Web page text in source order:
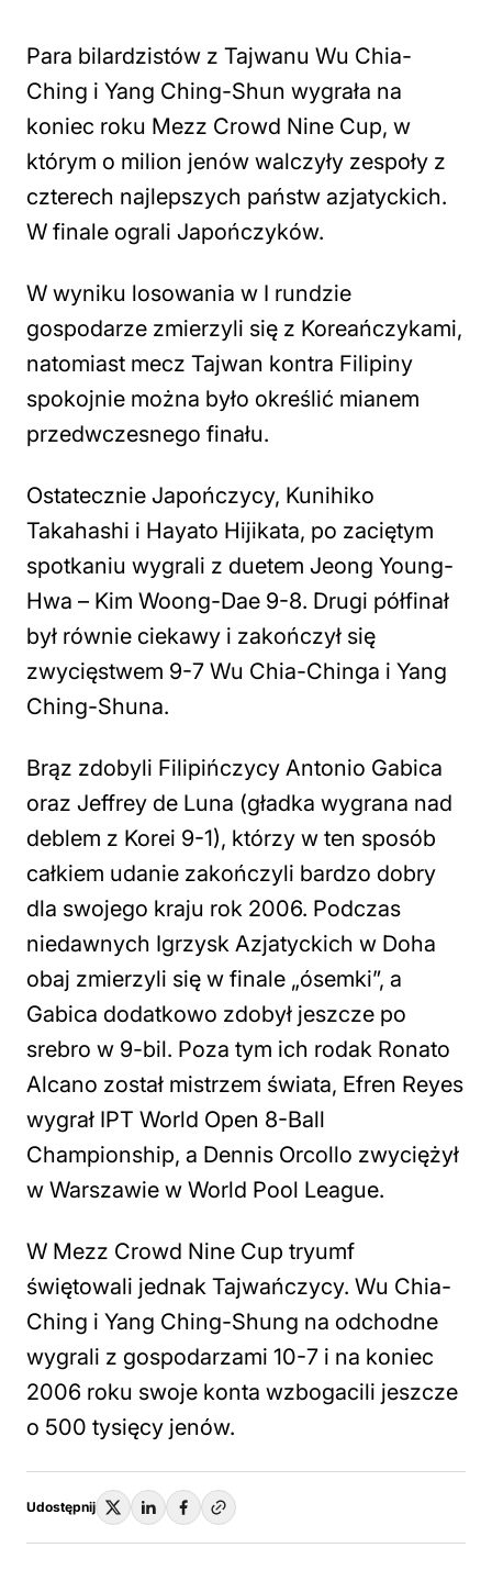
Para bilardzistów z Tajwanu Wu Chia-
Ching i Yang Ching-Shun wygrała na
koniec roku Mezz Crowd Nine Cup, w
którym o milion jenów walczyły zespoły z
czterech najlepszych państw azjatyckich.
W finale ograli Japończyków.
W wyniku losowania w I rundzie
gospodarze zmierzyli się z Koreańczykami,
natomiast mecz Tajwan kontra Filipiny
spokojnie można było określić mianem
przedwczesnego finału.
Ostatecznie Japończycy, Kunihiko
Takahashi i Hayato Hijikata, po zaciętym
spotkaniu wygrali z duetem Jeong Young-
Hwa – Kim Woong-Dae 9-8. Drugi półfinał
był równie ciekawy i zakończył się
zwycięstwem 9-7 Wu Chia-Chinga i Yang
Ching-Shuna.
Brąz zdobyli Filipińczycy Antonio Gabica
oraz Jeffrey de Luna (gładka wygrana nad
deblem z Korei 9-1), którzy w ten sposób
całkiem udanie zakończyli bardzo dobry
dla swojego kraju rok 2006. Podczas
niedawnych Igrzysk Azjatyckich w Doha
obaj zmierzyli się w finale „ósemki”, a
Gabica dodatkowo zdobył jeszcze po
srebro w 9-bil. Poza tym ich rodak Ronato
Alcano został mistrzem świata, Efren Reyes
wygrał IPT World Open 8-Ball
Championship, a Dennis Orcollo zwyciężył
w Warszawie w World Pool League.
W Mezz Crowd Nine Cup tryumf
świętowali jednak Tajwańczycy. Wu Chia-
Ching i Yang Ching-Shung na odchodne
wygrali z gospodarzami 10-7 i na koniec
2006 roku swoje konta wzbogacili jeszcze
o 500 tysięcy jenów.
Udostępnij